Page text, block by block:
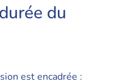
du
est encadrée :